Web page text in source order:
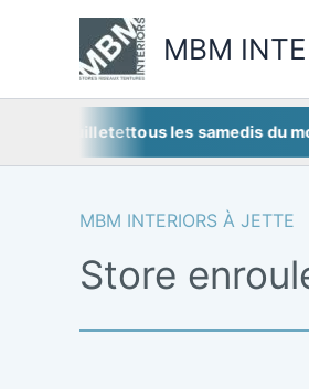
MBM
tous les samedis du mois
MBM INTERIORS À JETTE
Store